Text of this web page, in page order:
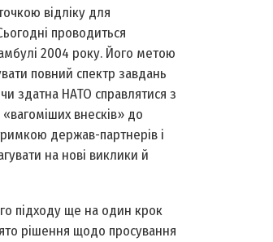
відліку для
проводиться
2004 року. Його метою
повний спектр завдань
здатна НАТО справлятися з
внесків» до
держав-партнерів і
на нові виклики й
підходу ще на один крок
рішення щодо просування